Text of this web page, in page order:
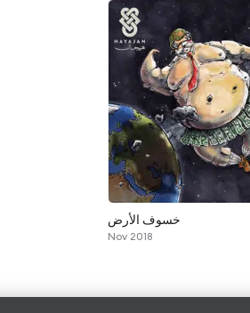
خسوف الأرض
Nov 2018